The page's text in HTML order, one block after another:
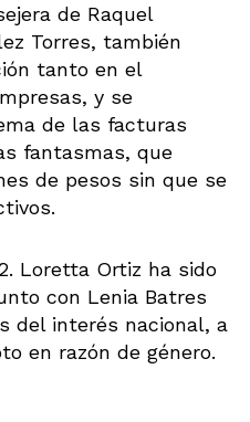
de Raquel
Torres, también
tanto en el
y se
de las facturas
fantasmas, que
de pesos sin que se
Loretta Ortiz ha sido
con Lenia Batres
del interés nacional, a
en razón de género.